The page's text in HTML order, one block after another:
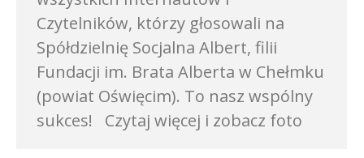
Czytelników, którzy głosowali na
Spółdzielnię Socjalna Albert, filii
Fundacji im. Brata Alberta w Chełmku
(powiat Oświęcim). To nasz wspólny
sukces! Czytaj więcej i zobacz foto